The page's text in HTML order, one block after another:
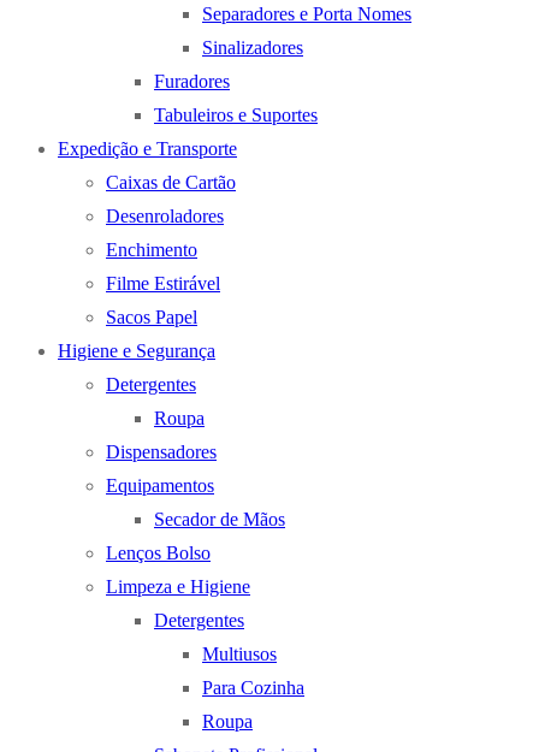
Separadores e Porta Nomes
Sinalizadores
Furadores
Tabuleiros e Suportes
Expedição e Transporte
Caixas de Cartão
Desenroladores
Enchimento
Filme Estirável
Sacos Papel
Higiene e Segurança
Detergentes
Roupa
Dispensadores
Equipamentos
Secador de Mãos
Lenços Bolso
Limpeza e Higiene
Detergentes
Multiusos
Para Cozinha
Roupa